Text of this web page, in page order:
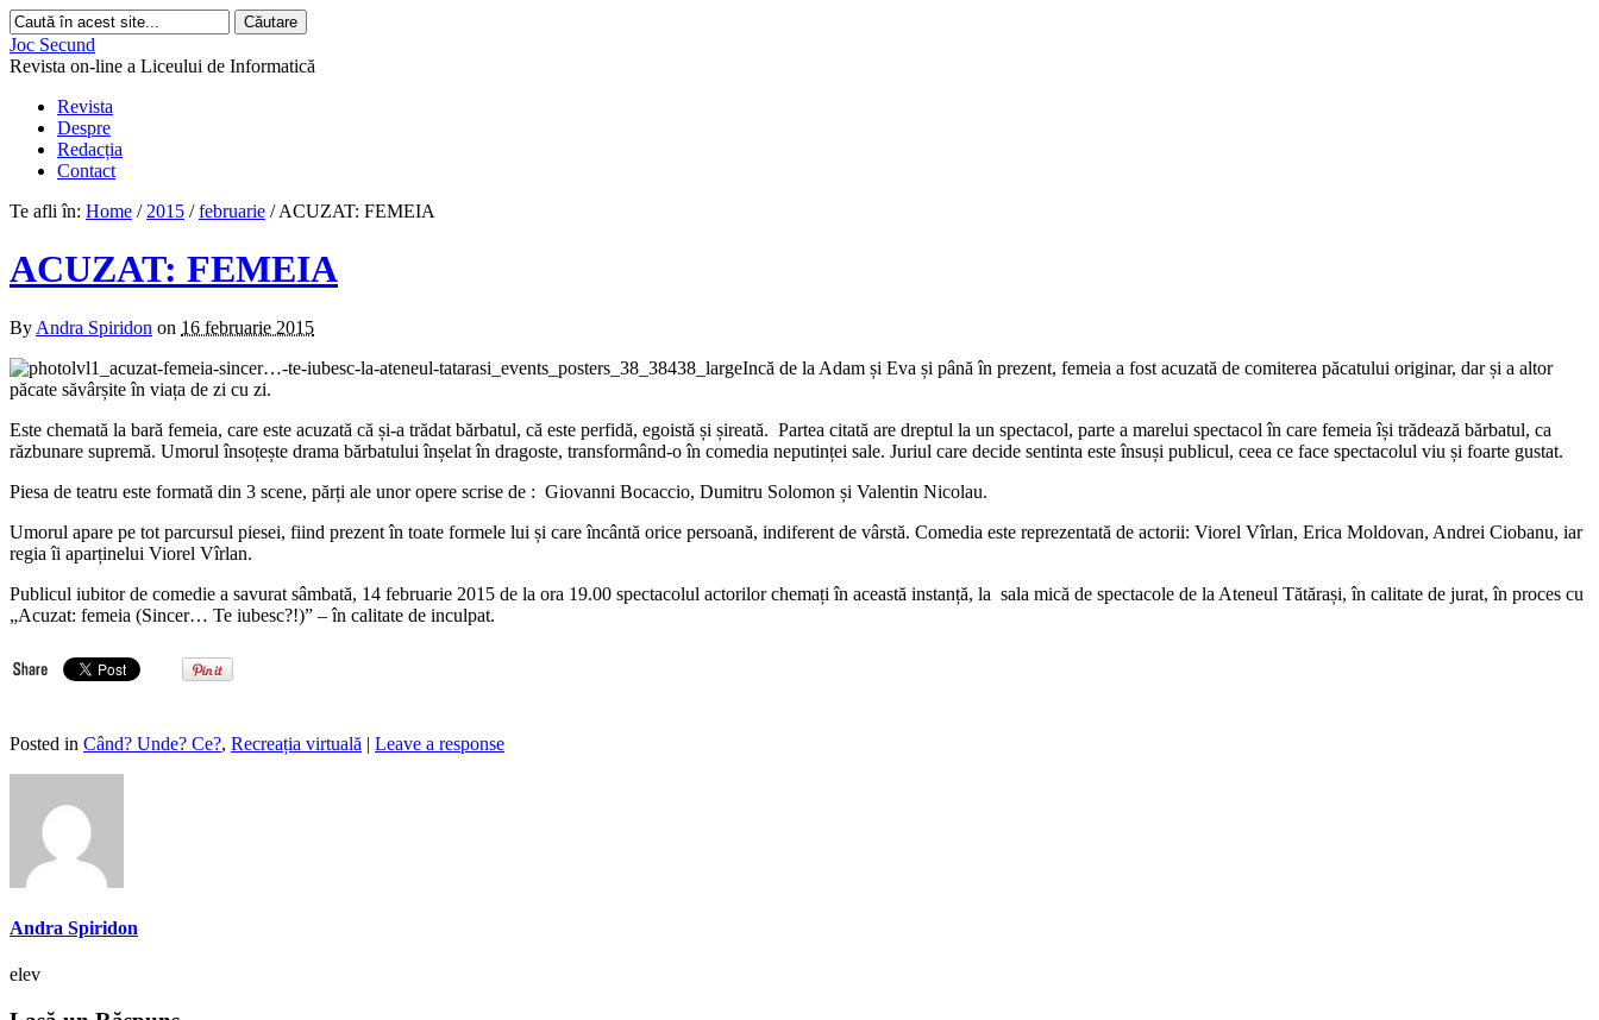
Joc Secund
Revista on-line a Liceului de Informatică
Revista
Despre
Redacția
Contact
Te afli în: Home / 2015 / februarie / ACUZAT: FEMEIA
ACUZAT: FEMEIA
By Andra Spiridon on 16 februarie 2015
Incă de la Adam și Eva și până în prezent, femeia a fost acuzată de comiterea păcatului originar, dar și a altor
păcate săvârșite în viața de zi cu zi.
Este chemată la bară femeia, care este acuzată că și-a trădat bărbatul, că este perfidă, egoistă și șireată. Partea citată are dreptul la un spectacol, parte a marelui spectacol în care femeia își trădează bărbatul, ca
răzbunare supremă. Umorul însoțește drama bărbatului înșelat în dragoste, transformând-o în comedia neputinței sale. Juriul care decide sentinta este însuși publicul, ceea ce face spectacolul viu și foarte gustat.
Piesa de teatru este formată din 3 scene, părți ale unor opere scrise de : Giovanni Bocaccio, Dumitru Solomon și Valentin Nicolau.
Umorul apare pe tot parcursul piesei, fiind prezent în toate formele lui și care încântă orice persoană, indiferent de vârstă. Comedia este reprezentată de actorii: Viorel Vîrlan, Erica Moldovan, Andrei Ciobanu, iar
regia îi aparținelui Viorel Vîrlan.
Publicul iubitor de comedie a savurat sâmbată, 14 februarie 2015 de la ora 19.00 spectacolul actorilor chemați în această instanță, la sala mică de spectacole de la Ateneul Tătărași, în calitate de jurat, în proces cu
„Acuzat: femeia (Sincer… Te iubesc?!)” – în calitate de inculpat.
Posted in Când? Unde? Ce?, Recreația virtuală | Leave a response
Andra Spiridon
elev